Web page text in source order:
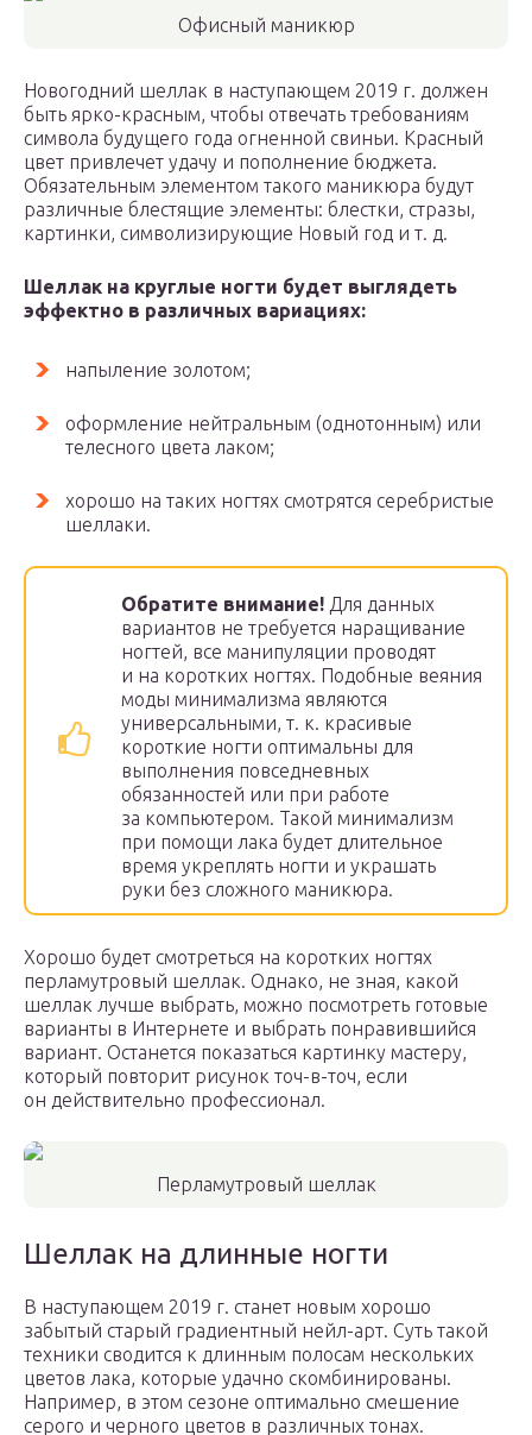
Офисный маникюр
Новогодний шеллак в наступающем 2019 г. должен
быть ярко-красным, чтобы отвечать требованиям
символа будущего года огненной свиньи. Красный
цвет привлечет удачу и пополнение бюджета.
Обязательным элементом такого маникюра будут
различные блестящие элементы: блестки, стразы,
картинки, символизирующие Новый год и т. д.
Шеллак на круглые ногти будет выглядеть
эффектно в различных вариациях:
напыление золотом;
оформление нейтральным (однотонным) или
телесного цвета лаком;
хорошо на таких ногтях смотрятся серебристые
шеллаки.
Обратите внимание! Для данных
вариантов не требуется наращивание
ногтей, все манипуляции проводят
и на коротких ногтях. Подобные веяния
моды минимализма являются
универсальными, т. к. красивые
короткие ногти оптимальны для
выполнения повседневных
обязанностей или при работе
за компьютером. Такой минимализм
при помощи лака будет длительное
время укреплять ногти и украшать
руки без сложного маникюра.
Хорошо будет смотреться на коротких ногтях
перламутровый шеллак. Однако, не зная, какой
шеллак лучше выбрать, можно посмотреть готовые
варианты в Интернете и выбрать понравившийся
вариант. Останется показаться картинку мастеру,
который повторит рисунок точ-в-точ, если
он действительно профессионал.
Перламутровый шеллак
Шеллак на длинные ногти
В наступающем 2019 г. станет новым хорошо
забытый старый градиентный нейл-арт. Суть такой
техники сводится к длинным полосам нескольких
цветов лака, которые удачно скомбинированы.
Например, в этом сезоне оптимально смешение
серого и черного цветов в различных тонах.